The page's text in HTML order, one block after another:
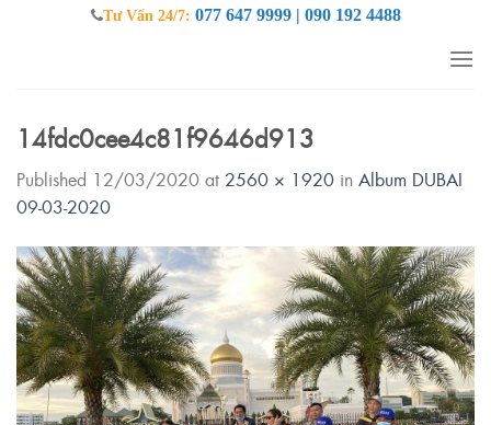
Tư Vấn 24/7: 077 647 9999 | 090 192 4488
14fdc0cee4c81f9646d913
Published 12/03/2020 at 2560 × 1920 in Album DUBAI
09-03-2020